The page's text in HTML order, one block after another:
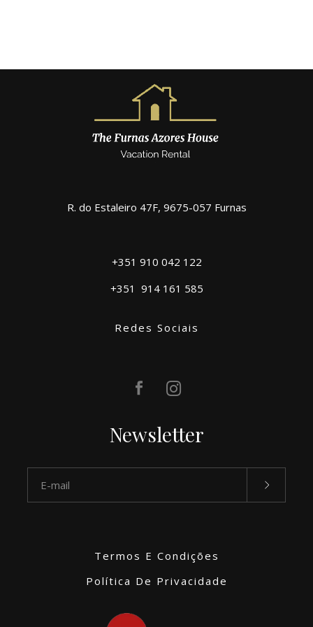
R. do Estaleiro 47F, 9675-057 Furnas
+351 910 042 122
+351 914 161 585
Redes Sociais
Newsletter
Termos E Condições
Política De Privacidade